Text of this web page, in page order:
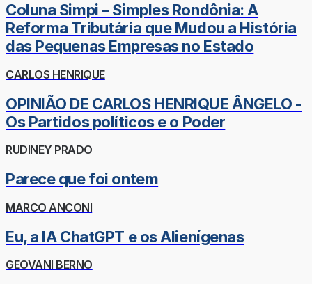
Coluna Simpi – Simples Rondônia: A
Reforma Tributária que Mudou a História
das Pequenas Empresas no Estado
CARLOS HENRIQUE
OPINIÃO DE CARLOS HENRIQUE ÂNGELO -
Os Partidos políticos e o Poder
RUDINEY PRADO
Parece que foi ontem
MARCO ANCONI
Eu, a IA ChatGPT e os Alienígenas
GEOVANI BERNO